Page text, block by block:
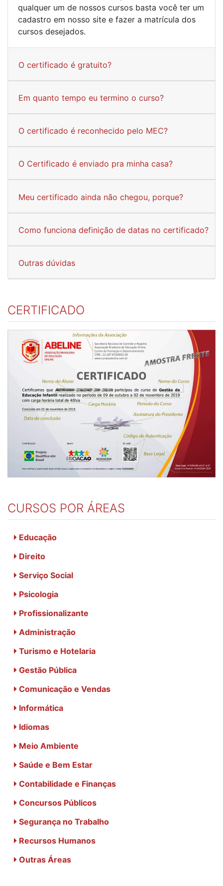
qualquer um de nossos cursos basta você ter um
cadastro em nosso site e fazer a matrícula dos
cursos desejados.
O certificado é gratuito?
Em quanto tempo eu termino o curso?
O certificado é reconhecido pelo MEC?
O Certificado é enviado pra minha casa?
Meu certificado ainda não chegou, porque?
Como funciona definição de datas no certificado?
Outras dúvidas
CERTIFICADO
CURSOS POR ÁREAS
Educação
Direito
Serviço Social
Psicologia
Profissionalizante
Administração
Turismo e Hotelaria
Gestão Pública
Comunicação e Vendas
Informática
Idiomas
Meio Ambiente
Saúde e Bem Estar
Contabilidade e Finanças
Concursos Públicos
Segurança no Trabalho
Recursos Humanos
Outras Áreas